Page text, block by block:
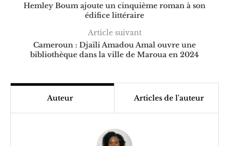
Hemley Boum ajoute un cinquième roman à son
édifice littéraire
Article suivant
Cameroun : Djaïli Amadou Amal ouvre une
bibliothèque dans la ville de Maroua en 2024
Auteur Articles de l'auteur